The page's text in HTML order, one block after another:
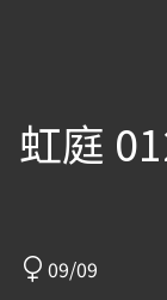
虹庭
09/09